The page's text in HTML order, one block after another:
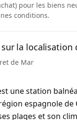
pour les biens
conditions.
la localisation
de Mar
une station
espagnole de
plages et son